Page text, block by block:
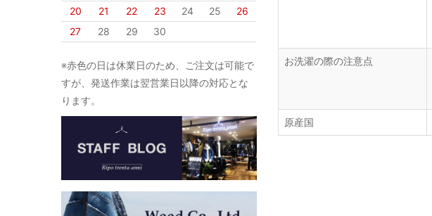
20
21 22 23 24 25
26
27
28 29 30
※赤色の日は休業日のため、ご注文は可能で
すが、発送作業は翌営業日以降の対応とな
ります。
お洗濯の際の注意点
原産国